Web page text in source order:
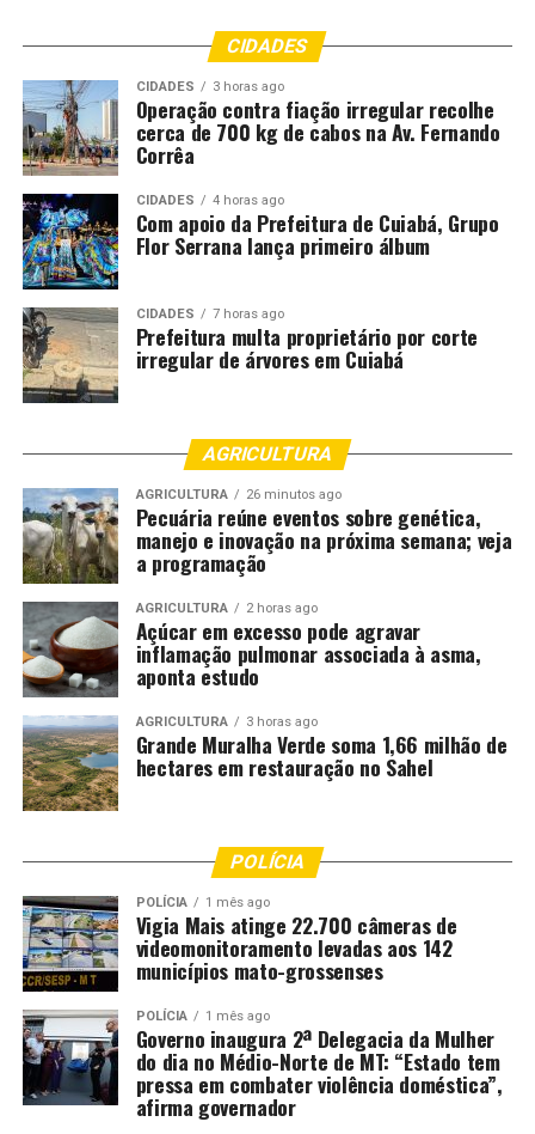
CIDADES
CIDADES 3 horas ago
Operação contra fiação irregular recolhe
cerca de 700 kg de cabos na Av. Fernando
Corrêa
CIDADES 4 horas ago
Com apoio da Prefeitura de Cuiabá, Grupo
Flor Serrana lança primeiro álbum
CIDADES 7 horas ago
Prefeitura multa proprietário por corte
irregular de árvores em Cuiabá
AGRICULTURA
AGRICULTURA 26 minutos ago
Pecuária reúne eventos sobre genética,
manejo e inovação na próxima semana; veja
a programação
AGRICULTURA 2 horas ago
Açúcar em excesso pode agravar
inflamação pulmonar associada à asma,
aponta estudo
AGRICULTURA 3 horas ago
Grande Muralha Verde soma 1,66 milhão de
hectares em restauração no Sahel
POLÍCIA
POLÍCIA 1 mês ago
Vigia Mais atinge 22.700 câmeras de
videomonitoramento levadas aos 142
municípios mato-grossenses
POLÍCIA 1 mês ago
Governo inaugura 2ª Delegacia da Mulher
do dia no Médio-Norte de MT: “Estado tem
pressa em combater violência doméstica”,
afirma governador